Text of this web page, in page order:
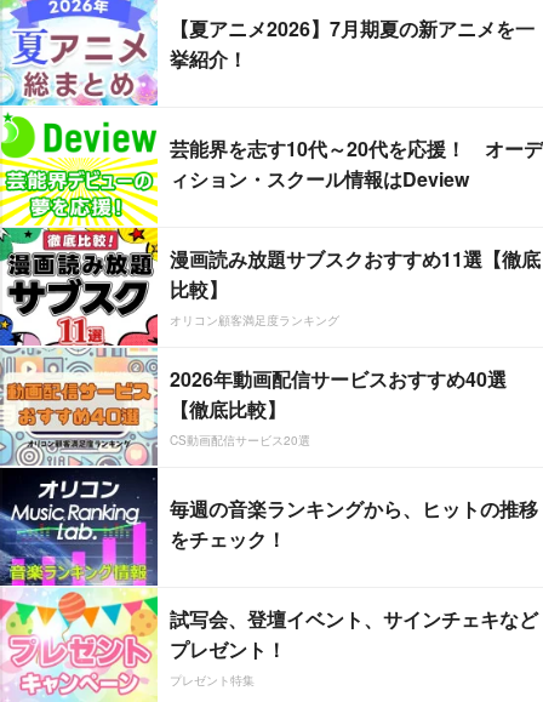
【夏アニメ2026】7月期夏の新アニメを一
挙紹介！
芸能界を志す10代～20代を応援！ オーデ
ィション・スクール情報はDeview
漫画読み放題サブスクおすすめ11選【徹底
比較】
オリコン顧客満足度ランキング
2026年動画配信サービスおすすめ40選
【徹底比較】
CS動画配信サービス20選
毎週の音楽ランキングから、ヒットの推移
をチェック！
試写会、登壇イベント、サインチェキなど
プレゼント！
プレゼント特集